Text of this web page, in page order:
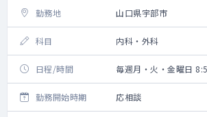
勤務地 山口県宇部市
科目 内科・外科
日程/時間 毎週月・火・金曜日
勤務開始時期 応相談